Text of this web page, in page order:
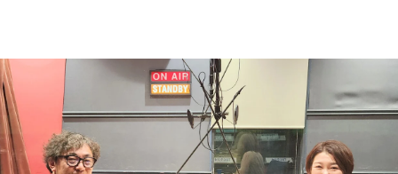
トピックス
TBS Podcast
お知らせ
イベント・グッズ
YouTube
会社情報